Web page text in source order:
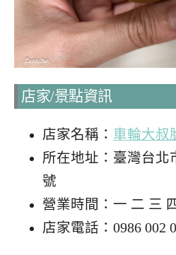
店家/景點資訊
店家名稱： 車輪大叔
所在地址：臺灣台北
號
營業時間：一 二 三
店家電話：0986 002